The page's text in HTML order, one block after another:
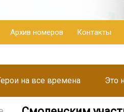
Архив номеров Контакты
на все времена Это